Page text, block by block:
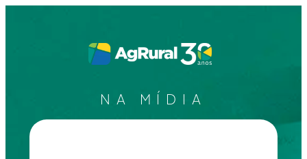
NA MÍDIA